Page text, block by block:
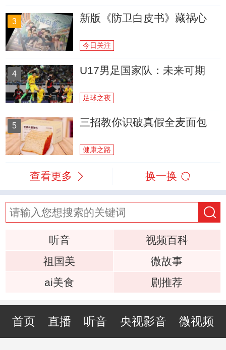
3 新版《防卫白皮书》藏祸心
今日关注
4 U17男足国家队：未来可期
足球之夜
5 三招教你识破真假全麦面包
健康之路
查看更多 换一换
听音
视频百科
祖国美
微故事
ai美食
剧推荐
首页 直播 听音 央视影音 微视频